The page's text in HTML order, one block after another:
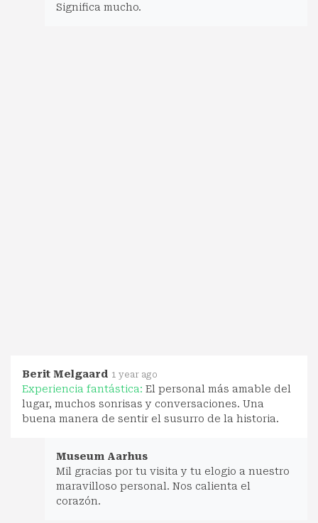
Significa mucho.
Berit Melgaard 1 year ago
Experiencia fantástica: El personal más amable del
lugar, muchos sonrisas y conversaciones. Una
buena manera de sentir el susurro de la historia.
Museum Aarhus
Mil gracias por tu visita y tu elogio a nuestro
maravilloso personal. Nos calienta el
corazón.